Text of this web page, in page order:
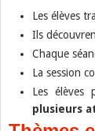
Les élèves
Ils
Chaque
La session
Les élèves
plusieurs